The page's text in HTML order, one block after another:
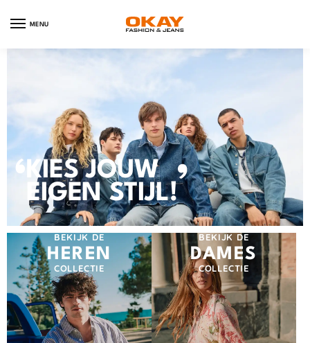
MENU
‘KIES JOUW
EIGEN STIJL!’
BEKIJK DE
HEREN
COLLECTIE
BEKIJK DE
DAMES
COLLECTIE